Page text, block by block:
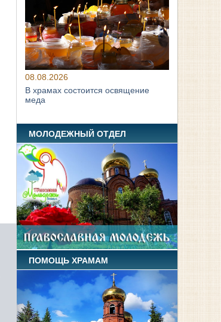
08.08.2026
В храмах состоится освящение
меда
МОЛОДЕЖНЫЙ ОТДЕЛ
ПОМОЩЬ ХРАМАМ